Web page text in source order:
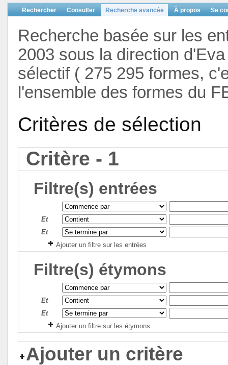
Rechercher Consulter Recherche avancée À propos Se
Recherche basée sur les
2003 sous la direction
sélectif ( 275 295 formes,
l'ensemble des formes du
Critères de sélection
Critère - 1
Filtre(s) entrées
Et
Et
Ajouter un filtre sur les entrées
Filtre(s) étymons
Et
Et
Ajouter un filtre sur les étymons
Ajouter un critère